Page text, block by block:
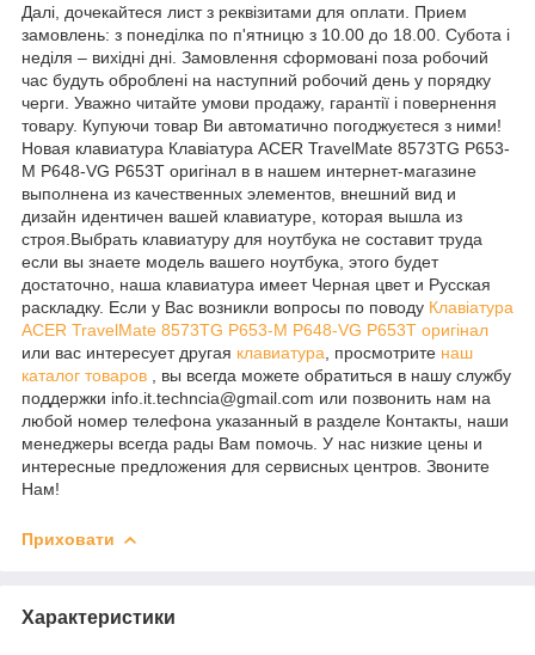
Далі, дочекайтеся лист з реквізитами для оплати. Прием
замовлень: з понеділка по п'ятницю з 10.00 до 18.00. Субота і
неділя – вихідні дні. Замовлення сформовані поза робочий
час будуть оброблені на наступний робочий день у порядку
черги. Уважно читайте умови продажу, гарантії і повернення
товару. Купуючи товар Ви автоматично погоджуєтеся з ними!
Новая клавиатура Клавіатура ACER TravelMate 8573TG P653-
M P648-VG P653T оригінал в в нашем интернет-магазине
выполнена из качественных элементов, внешний вид и
дизайн идентичен вашей клавиатуре, которая вышла из
строя.Выбрать клавиатуру для ноутбука не составит труда
если вы знаете модель вашего ноутбука, этого будет
достаточно, наша клавиатура имеет Черная цвет и Русская
раскладку. Если у Вас возникли вопросы по поводу Клавіатура
ACER TravelMate 8573TG P653-M P648-VG P653T оригінал
или вас интересует другая клавиатура , просмотрите наш
каталог товаров , вы всегда можете обратиться в нашу службу
поддержки info.it.techncia@gmail.com или позвонить нам на
любой номер телефона указанный в разделе Контакты, наши
менеджеры всегда рады Вам помочь. У нас низкие цены и
интересные предложения для сервисных центров. Звоните
Нам!
Приховати
Характеристики